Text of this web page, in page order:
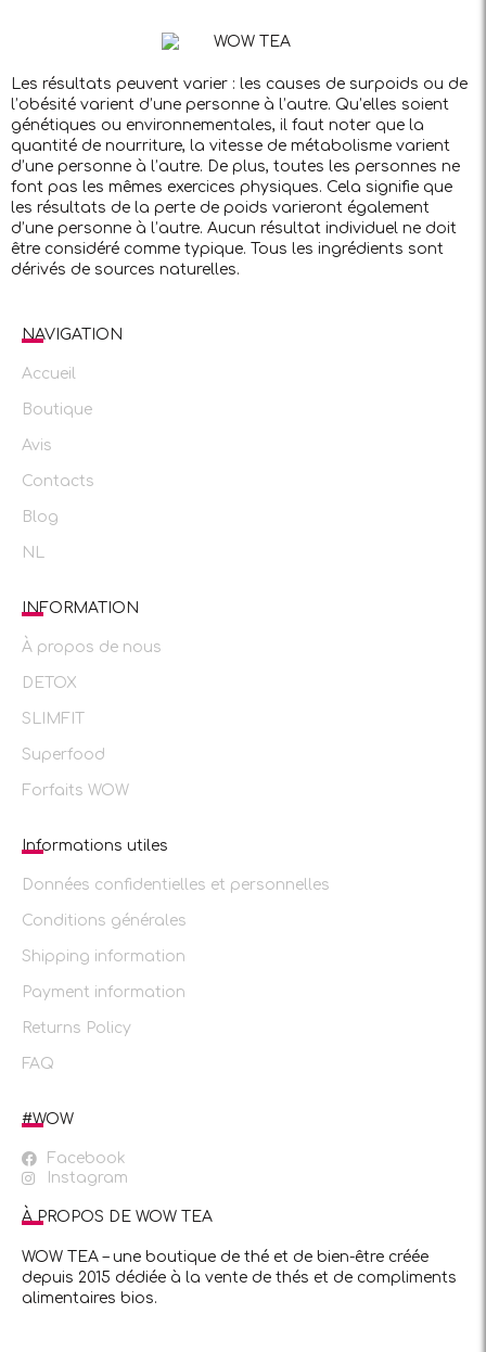
Les résultats peuvent varier : les causes de surpoids ou de
l’obésité varient d’une personne à l’autre. Qu’elles soient
génétiques ou environnementales, il faut noter que la
quantité de nourriture, la vitesse de métabolisme varient
d’une personne à l’autre. De plus, toutes les personnes ne
font pas les mêmes exercices physiques. Cela signifie que
les résultats de la perte de poids varieront également
d’une personne à l’autre. Aucun résultat individuel ne doit
être considéré comme typique. Tous les ingrédients sont
dérivés de sources naturelles.
NAVIGATION
Accueil
Boutique
Avis
Contacts
Blog
NL
INFORMATION
À propos de nous
DETOX
SLIMFIT
Superfood
Forfaits WOW
Informations utiles
Données confidentielles et personnelles
Conditions générales
Shipping information
Payment information
Returns Policy
FAQ
#WOW
Facebook
Instagram
À PROPOS DE WOW TEA
WOW TEA – une boutique de thé et de bien-être créée
depuis 2015 dédiée à la vente de thés et de compliments
alimentaires bios.